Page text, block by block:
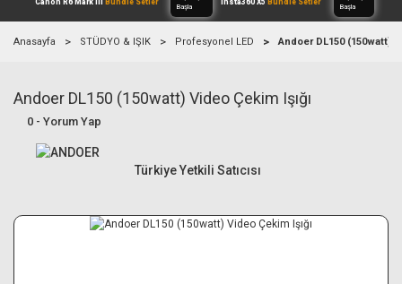
Canon R6 Mark IIIBundle Setler
Alışverişe
Anasayfa STÜDYO & IŞIK Profesyonel LED Andoer DL150 (150watt)
Andoer DL150 (150watt) Video Çekim Işığı
0 - Yorum Yap
Türkiye Yetkili Satıcısı